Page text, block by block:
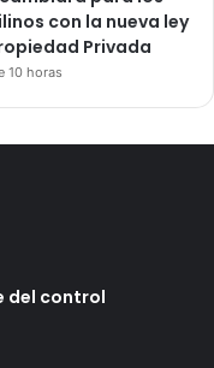
con la nueva ley
Privada
10 horas
del control